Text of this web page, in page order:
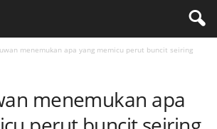
menemukan apa yang memicu perut buncit seiring
menemukan apa